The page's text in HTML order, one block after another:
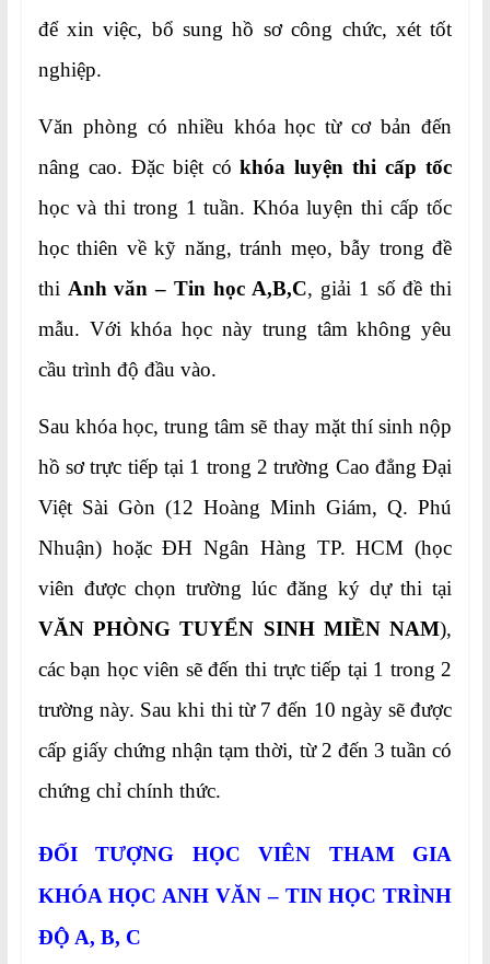
để xin việc, bổ sung hồ sơ công chức, xét tốt
nghiệp.
Văn phòng có nhiều khóa học từ cơ bản đến
nâng cao. Đặc biệt cókhóa luyện thi cấp tốc
học và thi trong 1 tuần. Khóa luyện thi cấp tốc
học thiên về kỹ năng, tránh mẹo, bẫy trong đề
thi Anh văn – Tin học A,B,C, giải 1 số đề thi
mẫu. Với khóa học này trung tâm không yêu
cầu trình độ đầu vào.
Sau khóa học, trung tâm sẽ thay mặt thí sinh nộp
hồ sơ trực tiếp tại 1 trong 2 trường Cao đẳng Đại
Việt Sài Gòn (12 Hoàng Minh Giám, Q. Phú
Nhuận) hoặc ĐH Ngân Hàng TP. HCM (học
viên được chọn trường lúc đăng ký dự thi tại
VĂN PHÒNG TUYỂN SINH MIỀN NAM),
các bạn học viên sẽ đến thi trực tiếp tại 1 trong 2
trường này. Sau khi thi từ 7 đến 10 ngày sẽ được
cấp giấy chứng nhận tạm thời, từ 2 đến 3 tuần có
chứng chỉ chính thức.
ĐỐI TƯỢNG HỌC VIÊN THAM GIA
KHÓA HỌCANH VĂN – TIN HỌC TRÌNH
ĐỘ A, B, C